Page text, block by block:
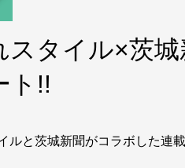
スタイル×茨城
ト!!
ルと茨城新聞がコラボした連